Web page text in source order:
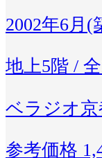
2002年6月(
地上5階 /
ベラジオ
参考価格